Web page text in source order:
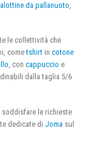
da pallanuoto,
le collettività che
cometshirt in cotone
, con cappuccio e
dalla taglia 5/6
soddisfare le richieste
dedicate di Joma sul